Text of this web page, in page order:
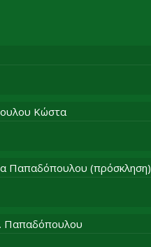
Κώστα
Παπαδόπουλου (πρόσκληση)
Παπαδόπουλου